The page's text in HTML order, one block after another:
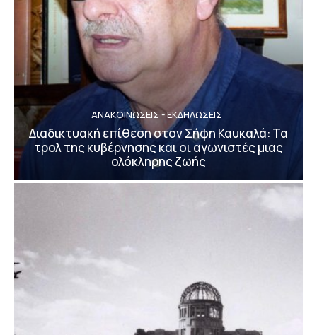
ΑΝΑΚΟΙΝΩΣΕΙΣ - ΕΚΔΗΛΩΣΕΙΣ
Διαδικτυακή επίθεση στον Σήφη Καυκαλά: Τα
τρολ της κυβέρνησης και οι αγωνιστές μιας
ολόκληρης ζωής